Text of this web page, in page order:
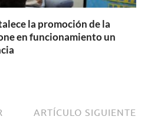
la promoción de la
en funcionamiento un
ARTÍCULO SIGUIENTE